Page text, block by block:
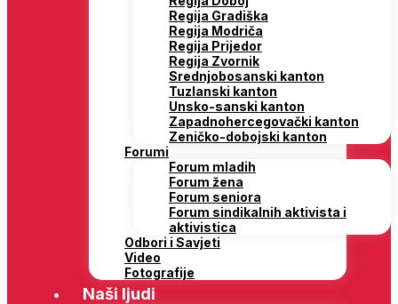
Regija Gradiška
Regija Modriča
Regija Prijedor
Regija Zvornik
Srednjobosanski kanton
Tuzlanski kanton
Unsko-sanski kanton
Zapadnohercegovački kanton
Zeničko-dobojski kanton
Forumi
Forum mladih
Forum žena
Forum seniora
Forum sindikalnih aktivista i
aktivistica
Odbori i Savjeti
Video
Fotografije
Naši ljudi